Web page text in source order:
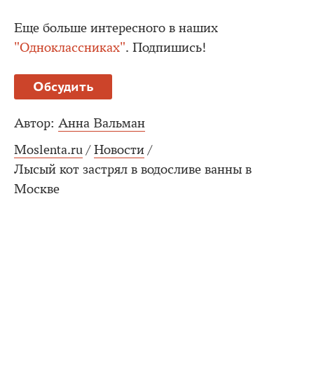
Еще больше интересного в наших
"Одноклассниках". Подпишись!
Обсудить
Автор: Анна Вальман
Moslenta.ru / Новости /
Лысый кот застрял в водосливе ванны в
Москве